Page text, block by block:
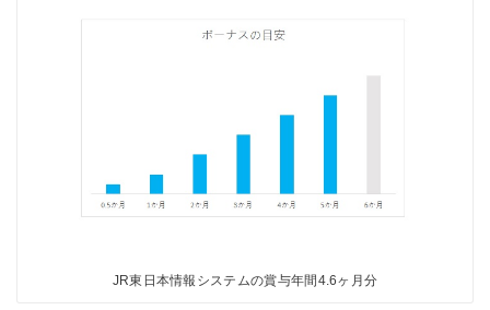
JR東日本情報システムの賞与年間4.6ヶ月分